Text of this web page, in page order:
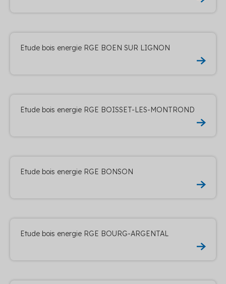
Etude bois energie RGE BOEN SUR LIGNON
Etude bois energie RGE BOISSET-LES-MONTROND
Etude bois energie RGE BONSON
Etude bois energie RGE BOURG-ARGENTAL